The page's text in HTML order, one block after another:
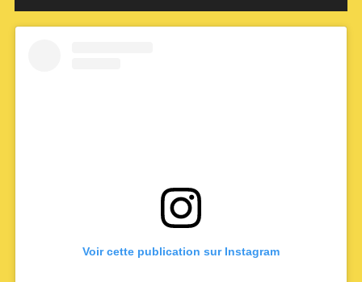
Voir cette publication sur Instagram